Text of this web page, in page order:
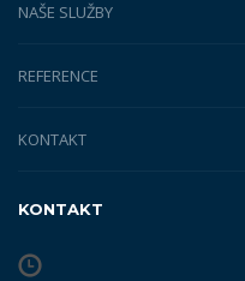
NAŠE SLUŽBY
REFERENCE
KONTAKT
KONTAKT